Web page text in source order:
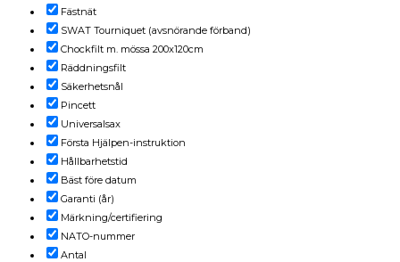
Fästnät
SWAT Tourniquet (avsnörande förband)
Chockfilt m. mössa 200x120cm
Räddningsfilt
Säkerhetsnål
Pincett
Universalsax
Första Hjälpen-instruktion
Hållbarhetstid
Bäst före datum
Garanti (år)
Märkning/certifiering
NATO-nummer
Antal